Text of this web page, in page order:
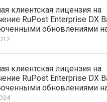
клиентская лицензия на
RuPost Enterprise DX
обновлениями
клиентская лицензия на
RuPost Enterprise DX
обновлениями